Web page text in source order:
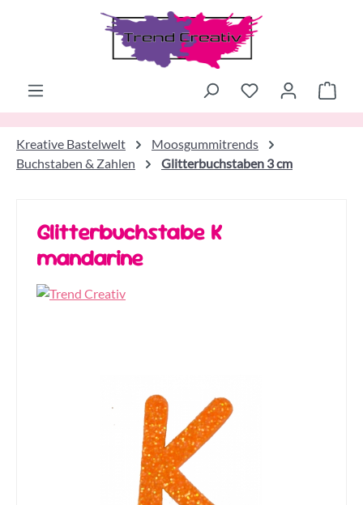
Zum Hauptinhalt springen
Kreative Bastelwelt
Moosgummitrends
Buchstaben & Zahlen
Glitterbuchstaben 3 cm
Glitterbuchstabe K
mandarine